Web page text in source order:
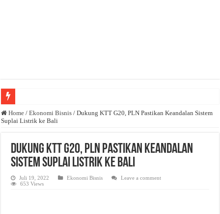
Anda butuh promosi usaha? Kontak ke Email redaksi@bisnisnasional.com
Dibutuhkan Marketing. Lamaran di-email ke redaksi@bisnisnasional.com
Home / Ekonomi Bisnis / Dukung KTT G20, PLN Pastikan Keandalan Sistem
Suplai Listrik ke Bali
Dukung KTT G20, PLN Pastikan Keandalan
Sistem Suplai Listrik ke Bali
Juli 19, 2022 Ekonomi Bisnis
Leave a comment
653 Views